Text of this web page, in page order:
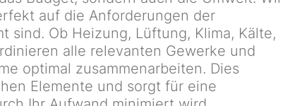
auf die Anforderungen der
sind. Ob Heizung, Lüftung, Klima, Kälte,
alle relevanten Gewerke und
optimal zusammenarbeiten. Dies
Elemente und sorgt für eine